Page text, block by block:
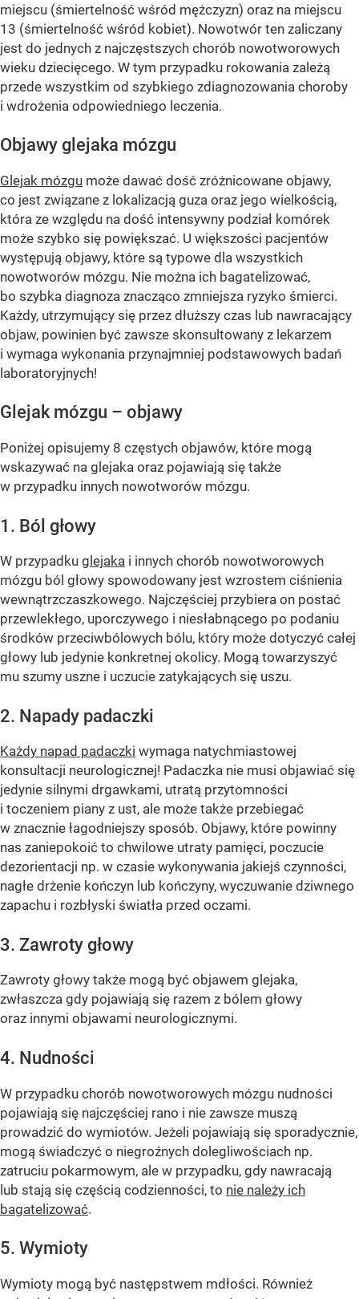
miejscu (śmiertelność wśród mężczyzn) oraz na miejscu
13 (śmiertelność wśród kobiet). Nowotwór ten zaliczany
jest do jednych z najczęstszych chorób nowotworowych
wieku dziecięcego. W tym przypadku rokowania zależą
przede wszystkim od szybkiego zdiagnozowania choroby
i wdrożenia odpowiedniego leczenia.
Objawy glejaka mózgu
Glejak mózgu może dawać dość zróżnicowane objawy,
co jest związane z lokalizacją guza oraz jego wielkością,
która ze względu na dość intensywny podział komórek
może szybko się powiększać. U większości pacjentów
występują objawy, które są typowe dla wszystkich
nowotworów mózgu. Nie można ich bagatelizować,
bo szybka diagnoza znacząco zmniejsza ryzyko śmierci.
Każdy, utrzymujący się przez dłuższy czas lub nawracający
objaw, powinien być zawsze skonsultowany z lekarzem
i wymaga wykonania przynajmniej podstawowych badań
laboratoryjnych!
Glejak mózgu – objawy
Poniżej opisujemy 8 częstych objawów, które mogą
wskazywać na glejaka oraz pojawiają się także
w przypadku innych nowotworów mózgu.
1. Ból głowy
W przypadku glejaka i innych chorób nowotworowych
mózgu ból głowy spowodowany jest wzrostem ciśnienia
wewnątrzczaszkowego. Najczęściej przybiera on postać
przewlekłego, uporczywego i niesłabnącego po podaniu
środków przeciwbólowych bólu, który może dotyczyć całej
głowy lub jedynie konkretnej okolicy. Mogą towarzyszyć
mu szumy uszne i uczucie zatykających się uszu.
2. Napady padaczki
Każdy napad padaczki wymaga natychmiastowej
konsultacji neurologicznej! Padaczka nie musi objawiać się
jedynie silnymi drgawkami, utratą przytomności
i toczeniem piany z ust, ale może także przebiegać
w znacznie łagodniejszy sposób. Objawy, które powinny
nas zaniepokoić to chwilowe utraty pamięci, poczucie
dezorientacji np. w czasie wykonywania jakiejś czynności,
nagłe drżenie kończyn lub kończyny, wyczuwanie dziwnego
zapachu i rozbłyski światła przed oczami.
3. Zawroty głowy
Zawroty głowy także mogą być objawem glejaka,
zwłaszcza gdy pojawiają się razem z bólem głowy
oraz innymi objawami neurologicznymi.
4. Nudności
W przypadku chorób nowotworowych mózgu nudności
pojawiają się najczęściej rano i nie zawsze muszą
prowadzić do wymiotów. Jeżeli pojawiają się sporadycznie,
mogą świadczyć o niegroźnych dolegliwościach np.
zatruciu pokarmowym, ale w przypadku, gdy nawracają
lub stają się częścią codzienności, to nie należy ich
bagatelizować.
5. Wymioty
Wymioty mogą być następstwem mdłości. Również